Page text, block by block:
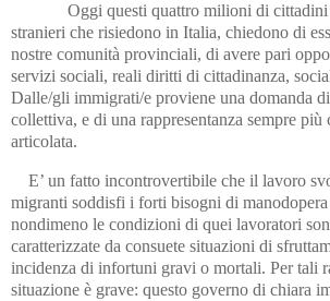
Oggi questi quattro milioni di cittadini
stranieri che risiedono in Italia, chiedono di
nostre comunità provinciali, di avere pari
servizi sociali, reali diritti di cittadinanza,
Dalle/gli immigrati/e proviene una domanda
collettiva, e di una rappresentanza sempre più
articolata.
E’ un fatto incontrovertibile che il lavoro
migranti soddisfi i forti bisogni di manodopera
nondimeno le condizioni di quei lavoratori
caratterizzate da consuete situazioni di
incidenza di infortuni gravi o mortali. Per tali
situazione è grave: questo governo di chiara